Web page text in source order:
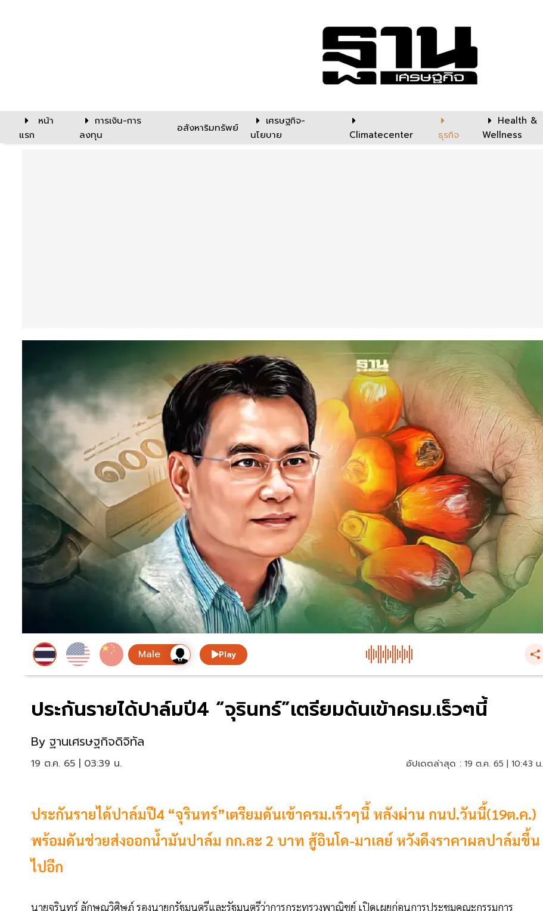
หน้า
แรก
การเงิน-การ
ลงทุน
อสังหาริมทรัพย์
เศรษฐกิจ-
นโยบาย
Climatecenter ธุรกิจ
Health &
Wellness
Play
ประกันรายได้ปาล์มปี4 “จุรินทร์”เตรียมดันเข้าครม.เร็วๆนี้
By ฐานเศรษฐกิจดิจิทัล
19 ต.ค. 65 | 03:39 น. อัปเดตล่าสุด : 19 ต.ค. 65 | 10:43 น.
ประกันรายได้ปาล์มปี4 “จุรินทร์”เตรียมดันเข้าครม.เร็วๆนี้ หลังผ่าน กนป.วันนี้(19ต.ค.)
พร้อมดันช่วยส่งออกน้ำมันปาล์ม กก.ละ 2 บาท สู้อินโด-มาเลย์ หวังดึงราคาผลปาล์มขึ้น
ไปอีก
นายจุรินทร์ ลักษณวิศิษฏ์ รองนายกรัฐมนตรีและรัฐมนตรีว่าการกระทรวงพาณิชย์ เปิดเผยก่อนการประชุมคณะกรรมการ